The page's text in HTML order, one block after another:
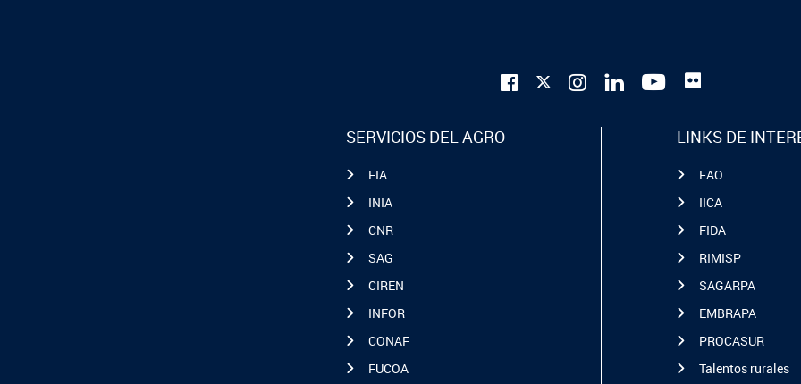
SERVICIOS DEL AGRO
FIA
INIA
CNR
SAG
CIREN
INFOR
CONAF
FUCOA
LINKS DE
FAO
IICA
FIDA
RIMISP
SAGARPA
EMBRAPA
PROCASUR
Talentos rurales